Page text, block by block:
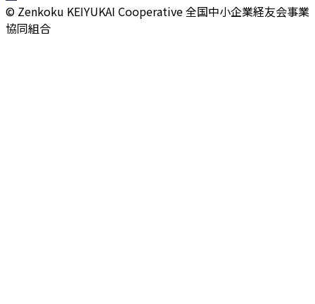
© Zenkoku KEIYUKAI Cooperative全国中小企業経友会事業
協同組合